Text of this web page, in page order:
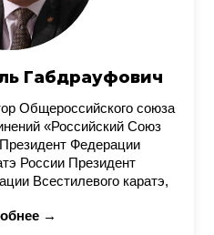
Габдрауфович
Общероссийского союза
«Российский Союз
Федерации
России Президент
Всестилевого каратэ,
→